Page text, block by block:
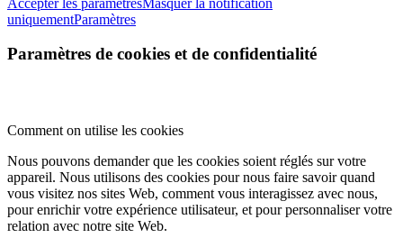
uniquementParamètres
Paramètres de cookies et de confidentialité
Comment on utilise les cookies
Nous pouvons demander que les cookies soient réglés sur votre
appareil. Nous utilisons des cookies pour nous faire savoir quand
vous visitez nos sites Web, comment vous interagissez avec nous,
pour enrichir votre expérience utilisateur, et pour personnaliser votre
relation avec notre site Web.